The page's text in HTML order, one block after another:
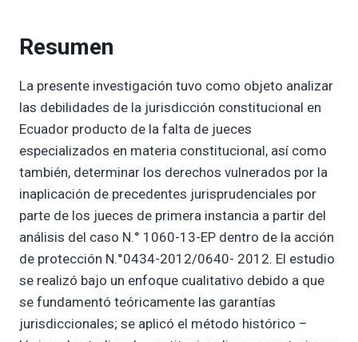
Resumen
La presente investigación tuvo como objeto analizar
las debilidades de la jurisdicción constitucional en
Ecuador producto de la falta de jueces
especializados en materia constitucional, así como
también, determinar los derechos vulnerados por la
inaplicación de precedentes jurisprudenciales por
parte de los jueces de primera instancia a partir del
análisis del caso N.° 1060-13-EP dentro de la acción
de protección N.°0434-2012/0640- 2012. El estudio
se realizó bajo un enfoque cualitativo debido a que
se fundamentó teóricamente las garantías
jurisdiccionales; se aplicó el método histórico –